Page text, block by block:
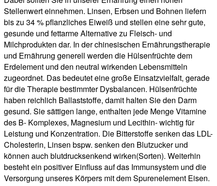
Stellenwert einnehmen. Linsen, Erbsen und Bohnen liefern
bis zu 34 % pflanzliches Eiweiß und stellen eine sehr gute,
gesunde und fettarme Alternative zu Fleisch- und
Milchprodukten dar. In der chinesischen Ernährungstherapie
und Ernährung generell werden die Hülsenfrüchte dem
Erdelement und den neutral wirkenden Lebensmitteln
zugeordnet. Das bedeutet eine große Einsatzvielfalt, gerade
für die Therapie bestimmter Dysbalancen. Hülsenfrüchte
haben reichlich Ballaststoffe, damit halten Sie den Darm
gesund. Sie sättigen lange, enthalten jede Menge Vitamine
des B- Komplexes, Magnesium und Lecithin- wichtig für
Leistung und Konzentration. Die Bitterstoffe senken das LDL-
Cholesterin, Linsen bspw. senken den Blutzucker und
können auch blutdrucksenkend wirken(Sorten). Weiterhin
besteht ein positiver Einfluss auf das Immunsystem und die
Versorgung unseres Körpers mit dem Spurenelement Eisen.